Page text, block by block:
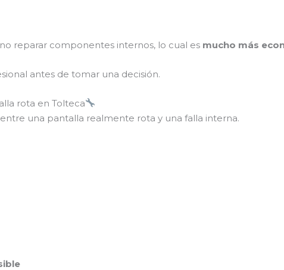
reparar componentes internos, lo cual es mucho más
antes de tomar una decisión.
rota en Tolteca
una pantalla realmente rota y una falla interna.